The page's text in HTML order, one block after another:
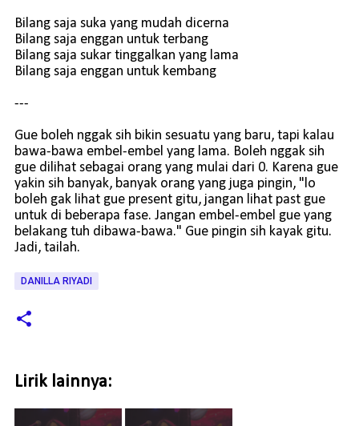
Bilang saja suka yang mudah dicerna
Bilang saja enggan untuk terbang
Bilang saja sukar tinggalkan yang lama
Bilang saja enggan untuk kembang
---
Gue boleh nggak sih bikin sesuatu yang baru, tapi kalau
bawa-bawa embel-embel yang lama. Boleh nggak sih
gue dilihat sebagai orang yang mulai dari 0. Karena gue
yakin sih banyak, banyak orang yang juga pingin, "lo
boleh gak lihat gue present gitu, jangan lihat past gue
untuk di beberapa fase. Jangan embel-embel gue yang
belakang tuh dibawa-bawa." Gue pingin sih kayak gitu.
Jadi, tailah.
DANILLA RIYADI
Lirik lainnya: